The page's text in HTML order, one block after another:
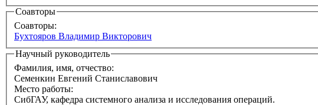
Соавторы
Соавторы:
Бухтояров Владимир Викторович
Научный руководитель
Фамилия, имя, отчество:
Семенкин Евгений Станиславович
Место работы:
СибГАУ, кафедра системного анализа и исследования операций.